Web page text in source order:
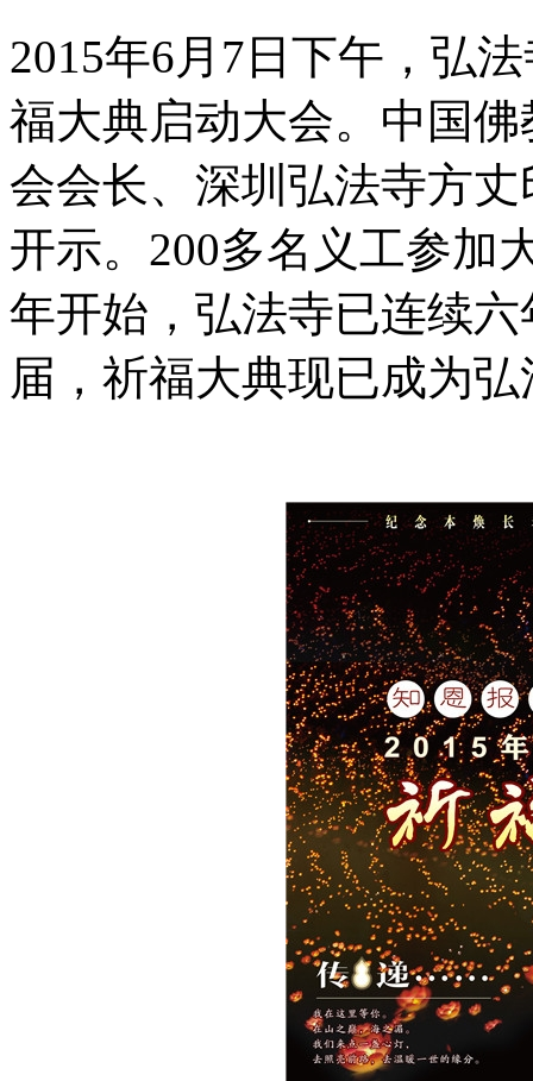
2015年6月7日下午，弘
福大典启动大会。中国
会会长、深圳弘法寺方
开示。200多名义工参加
年开始，弘法寺已连续
届，祈福大典现已成为